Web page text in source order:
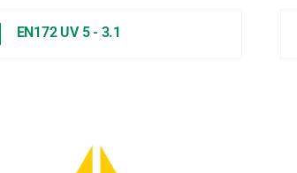
EN172 UV 5 - 3.1